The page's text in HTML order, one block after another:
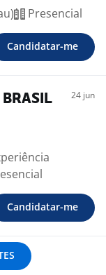
Presencial
Candidatar-me
24 jun
Candidatar-me